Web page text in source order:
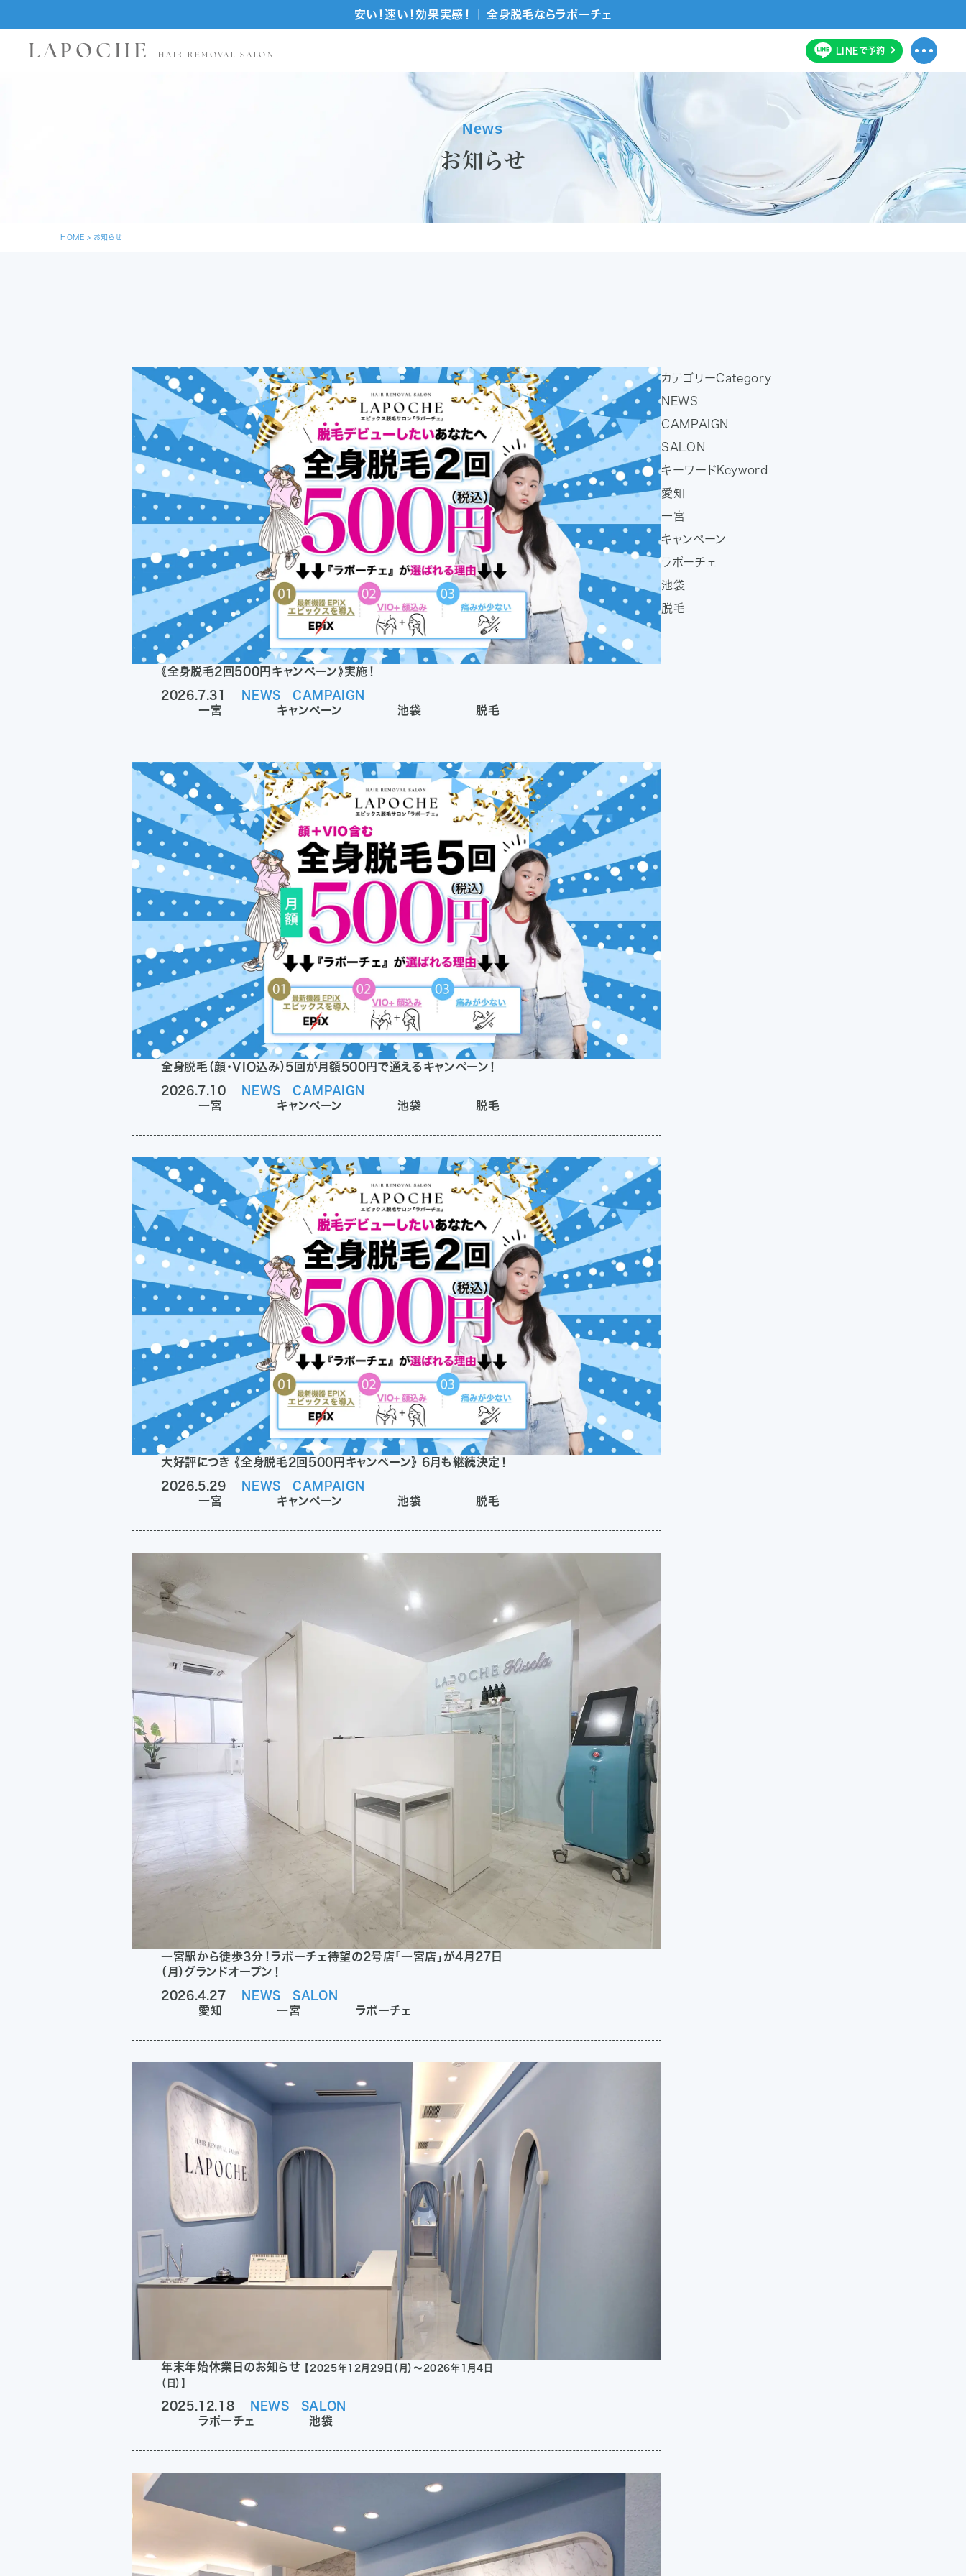
安い！速い！効果実感！ ｜ 全身脱毛ならラポーチェ
LAPOCHE HAIR REMOVAL SALON LINEで予約
News
お知らせ
HOME > お知らせ
《全身脱毛2回500円キャンペーン》実施！
2026.7.31 NEWS
CAMPAIGN
一宮
キャンペーン 池袋 脱毛
全身脱毛（顔・VIO込み）5回が月額500円で通えるキャンペーン！
2026.7.10 NEWS
CAMPAIGN
一宮
キャンペーン 池袋 脱毛
大好評につき 《全身脱毛2回500円キャンペーン》 6月も継続決定！
2026.5.29 NEWS
CAMPAIGN
一宮
キャンペーン 池袋 脱毛
一宮駅から徒歩3分！ラポーチェ待望の2号店「一宮店」が4月27日
（月）グランドオープン！
2026.4.27 NEWS
SALON
愛知
一宮 ラポーチェ
年末年始休業日のお知らせ
【2025年12月29日（月）〜2026年1月4日
（日）】
2025.12.18 NEWS
SALON
ラポーチェ
池袋
カテゴリーCategory
NEWS
CAMPAIGN
SALON
キーワードKeyword
愛知
一宮
キャンペーン
ラポーチェ
池袋
脱毛